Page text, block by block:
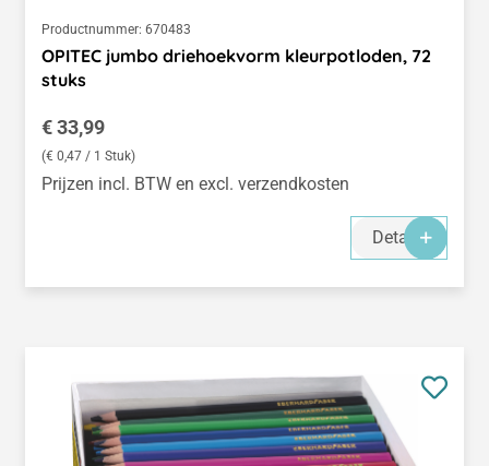
Productnummer: 670483
OPITEC jumbo driehoekvorm kleurpotloden, 72
stuks
Normale prijs:
€ 33,99
(€ 0,47 / 1 Stuk)
Prijzen incl. BTW en excl. verzendkosten
Details